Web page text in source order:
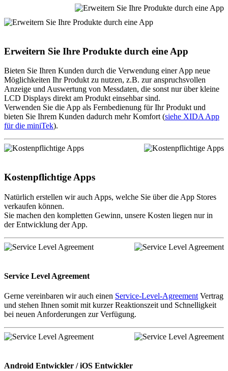
Erweitern Sie Ihre Produkte durch eine App
Bieten Sie Ihren Kunden durch die Verwendung einer App neue
Möglichkeiten Ihr Produkt zu nutzen, z.B. zur anspruchsvollen
Anzeige und Auswertung von Messdaten, die sonst nur über kleine
LCD Displays direkt am Produkt einsehbar sind.
Verwenden Sie die App als Fernbedienung für Ihr Produkt und
bieten Sie Ihrem Kunden dadurch mehr Komfort (siehe XIDA App
für die miniTek).
Kostenpflichtige Apps
Natürlich erstellen wir auch Apps, welche Sie über die App Stores
verkaufen können.
Sie machen den kompletten Gewinn, unsere Kosten liegen nur in
der Entwicklung der App.
Service Level Agreement
Gerne vereinbaren wir auch einen Service-Level-Agreement Vertrag
und stehen Ihnen somit mit kurzer Reaktionszeit und Schnelligkeit
bei neuen Anforderungen zur Verfügung.
Android Entwickler / iOS Entwickler